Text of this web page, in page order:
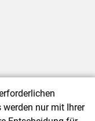
|
werden nur mit Ihrer